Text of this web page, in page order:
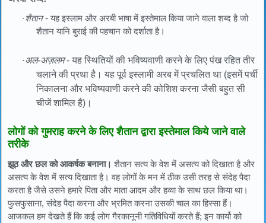
·शैतान- यह इस्लाम और अरबी भाषा में इस्तेमाल किया जाने वाला शब्द है जो
शैतान यानि बुराई की पहचान को दर्शाता है।
·अल-अज़लम- यह स्थितियों की भविष्यवाणी करने के लिए पंख रहित तीर
चलाने की प्रथा है। यह पूर्व इस्लामी अरब में प्रचलित था (इसमें पर्ची
निकालना और भविष्यवाणी करने की कोशिश करना जैसी बहुत सी
चीजें शामिल है)।
लोगों को गुमराह करने के लिए शैतान द्वारा इस्तेमाल किये जाने वाले
तरीके
झूठ और छल को आकर्षक बनाना। शैतान सत्य के वेश में असत्य को दिखाता है और
असत्य के वेश में सत्य दिखाता है। वह लोगों के मन में ठीक उसी तरह से संदेह पैदा
करता है जैसे उसने हमारे पिता और माता आदम और हव्वा के साथ छल किया था।
फुसफुसाना, संदेह पैदा करना और भ्रमित करना उसकी चाल का हिस्सा हैं।
आजकल हम देखते हैं कि कई लोग गैरकानूनी गतिविधियों करते हैं; इन कार्यो को